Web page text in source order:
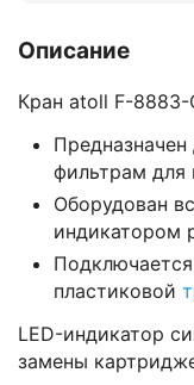
Описание
Кран atoll F-8883-
фильтрам для
Оборудован
индикатором
пластиковой
LED-индикатор
замены